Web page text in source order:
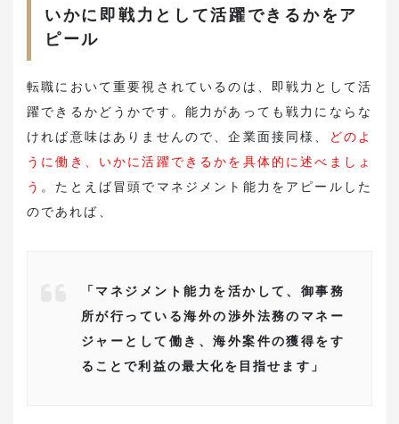
いかに即戦力として活躍できるかをア
ピール
転職において重要視されているのは、即戦力として活
躍できるかどうかです。能力があっても戦力にならな
ければ意味はありませんので、企業面接同様、
どのよ
うに働き、いかに活躍できるかを具体的に述べましょ
う 。たとえば冒頭でマネジメント能力をアピールした
のであれば、
「マネジメント能力を活かして、御事務
所が行っている海外の渉外法務のマネー
ジャーとして働き、海外案件の獲得をす
ることで利益の最大化を目指せます」